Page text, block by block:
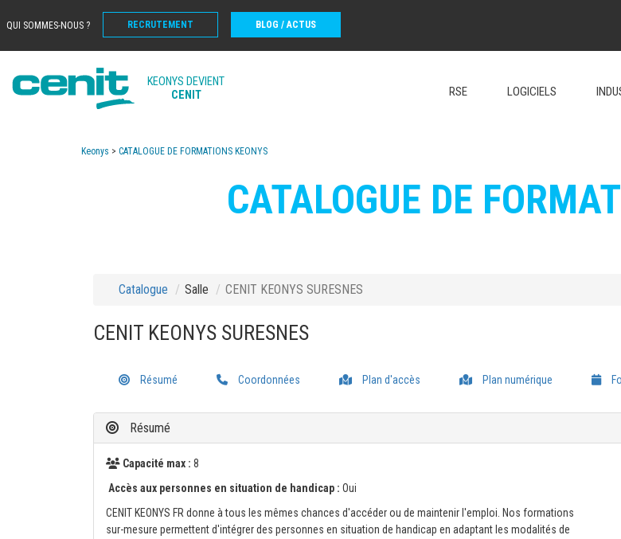
QUI SOMMES-NOUS ? RECRUTEMENT BLOG / ACTUS
KEONYS DEVIENT
CENIT
RSE LOGICIELS
Keonys > CATALOGUE DE FORMATIONS KEONYS
CATALOGUE DE
Catalogue Salle CENIT KEONYS SURESNES
CENIT KEONYS SURESNES
Résumé Coordonnées Plan d'accès Plan numérique
Résumé
Capacité max : 8
Accès aux personnes en situation de handicap : Oui
CENIT KEONYS FR donne à tous les mêmes chances d'accéder ou de maintenir l'emploi. Nos formations
sur-mesure permettent d'intégrer des personnes en situation de handicap en adaptant les modalités de